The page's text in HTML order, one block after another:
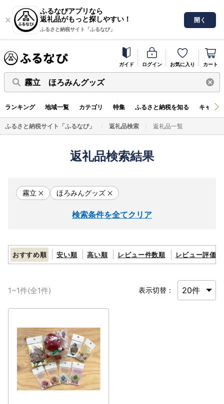
ふるなびアプリなら
返礼品がもっと探しやすい！
ふるさと納税サイト「ふるなび」
開く
ガイド ログイン お気に入り カート
霧立 ほろみんグッズ
ランキング 地域一覧 カテゴリ 特集 ふるさと納税を知る キャン
ふるさと納税サイト「ふるなび」 返礼品検索 返礼品一覧
返礼品検索結果
霧立 ほろみんグッズ
検索条件を全てクリア
おすすめ順 安い順 高い順 レビュー件数順 レビュー評価順
1~1件(全1件) 表示切替：